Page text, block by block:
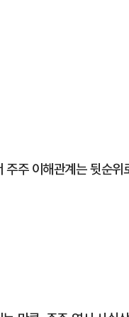
주 이해관계는 뒷순위